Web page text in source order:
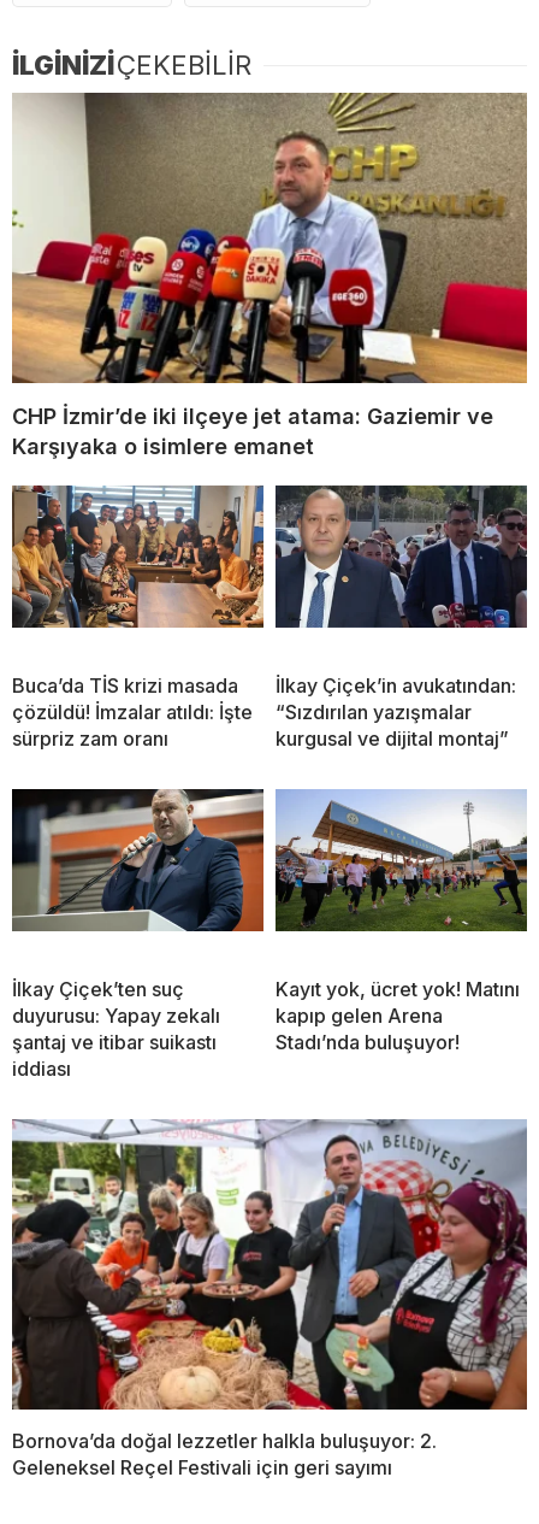
İLGİNİZİÇEKEBİLİR
CHP İzmir’de iki ilçeye jet atama: Gaziemir ve
Karşıyaka o isimlere emanet
Buca’da TİS krizi masada
çözüldü! İmzalar atıldı: İşte
sürpriz zam oranı
İlkay Çiçek’in avukatından:
“Sızdırılan yazışmalar
kurgusal ve dijital montaj”
İlkay Çiçek’ten suç
duyurusu: Yapay zekalı
şantaj ve itibar suikastı
iddiası
Kayıt yok, ücret yok! Matını
kapıp gelen Arena
Stadı’nda buluşuyor!
Bornova’da doğal lezzetler halkla buluşuyor: 2.
Geleneksel Reçel Festivali için geri sayımı